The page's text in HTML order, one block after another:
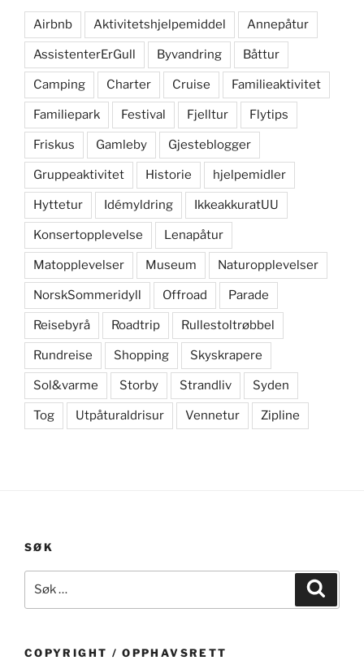
Airbnb Aktivitetshjelpemiddel Annepåtur
AssistenterErGull Byvandring Båttur
Camping Charter Cruise Familieaktivitet
Familiepark Festival Fjelltur Flytips
Friskus Gamleby Gjesteblogger
Gruppeaktivitet Historie hjelpemidler
Hyttetur Idémyldring IkkeakkuratUU
Konsertopplevelse Lenapåtur
Matopplevelser Museum Naturopplevelser
NorskSommeridyll Offroad Parade
Reisebyrå Roadtrip Rullestoltrøbbel
Rundreise Shopping Skyskrapere
Sol&varme Storby Strandliv Syden
Tog Utpåturaldrisur Vennetur Zipline
SØK
etter:
COPYRIGHT / OPPHAVSRETT